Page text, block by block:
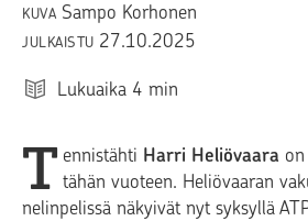
KUVA Sampo Korhonen
JULKAISTU 27.10.2025
Lukuaika 4 min
T ennistähti Harri Heliövaara
tähän vuoteen. Heliövaaran
nelinpelissä näkyivät nyt syksyllä